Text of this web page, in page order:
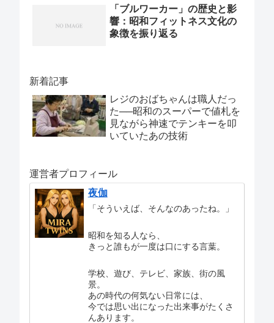
「ブルワーカー」の歴史と影
響：昭和フィットネス文化の
象徴を振り返る
新着記事
レジのおばちゃんは職人だっ
た──昭和のスーパーで値札を
見ながら神速でテンキーを叩
いていたあの技術
運営者プロフィール
夜伽
「そういえば、そんなのあったね。」
昭和を知る人なら、
きっと誰もが一度は口にする言葉。
学校、遊び、テレビ、家族、街の風
景。
あの時代の何気ない日常には、
今では思い出になった出来事がたくさ
んあります。